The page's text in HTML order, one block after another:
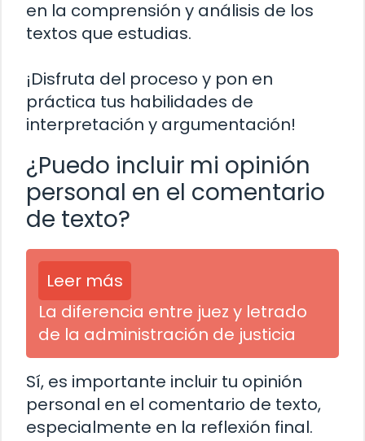
en la comprensión y análisis de los
textos que estudias.
¡Disfruta del proceso y pon en
práctica tus habilidades de
interpretación y argumentación!
¿Puedo incluir mi opinión
personal en el comentario
de texto?
Leer más
La diferencia entre juez y letrado
de la administración de justicia
Sí, es importante incluir tu opinión
personal en el comentario de texto,
especialmente en la reflexión final.